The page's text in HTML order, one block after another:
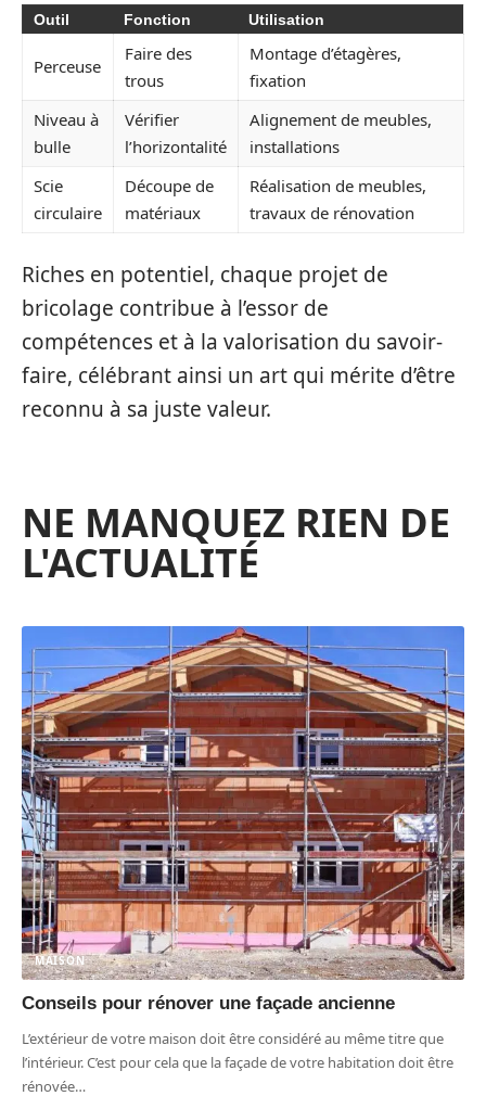
Outil Fonction Utilisation
Perceuse
Faire des
trous
Montage d’étagères,
fixation
Niveau à
bulle
Vérifier
l’horizontalité
Alignement de meubles,
installations
Scie
circulaire
Découpe de
matériaux
Réalisation de meubles,
travaux de rénovation
Riches en potentiel, chaque projet de
bricolage contribue à l’essor de
compétences et à la valorisation du savoir-
faire, célébrant ainsi un art qui mérite d’être
reconnu à sa juste valeur.
NE MANQUEZ RIEN DE
L'ACTUALITÉ
MAISON
Conseils pour rénover une façade ancienne
L’extérieur de votre maison doit être considéré au même titre que
l’intérieur. C’est pour cela que la façade de votre habitation doit être
rénovée…